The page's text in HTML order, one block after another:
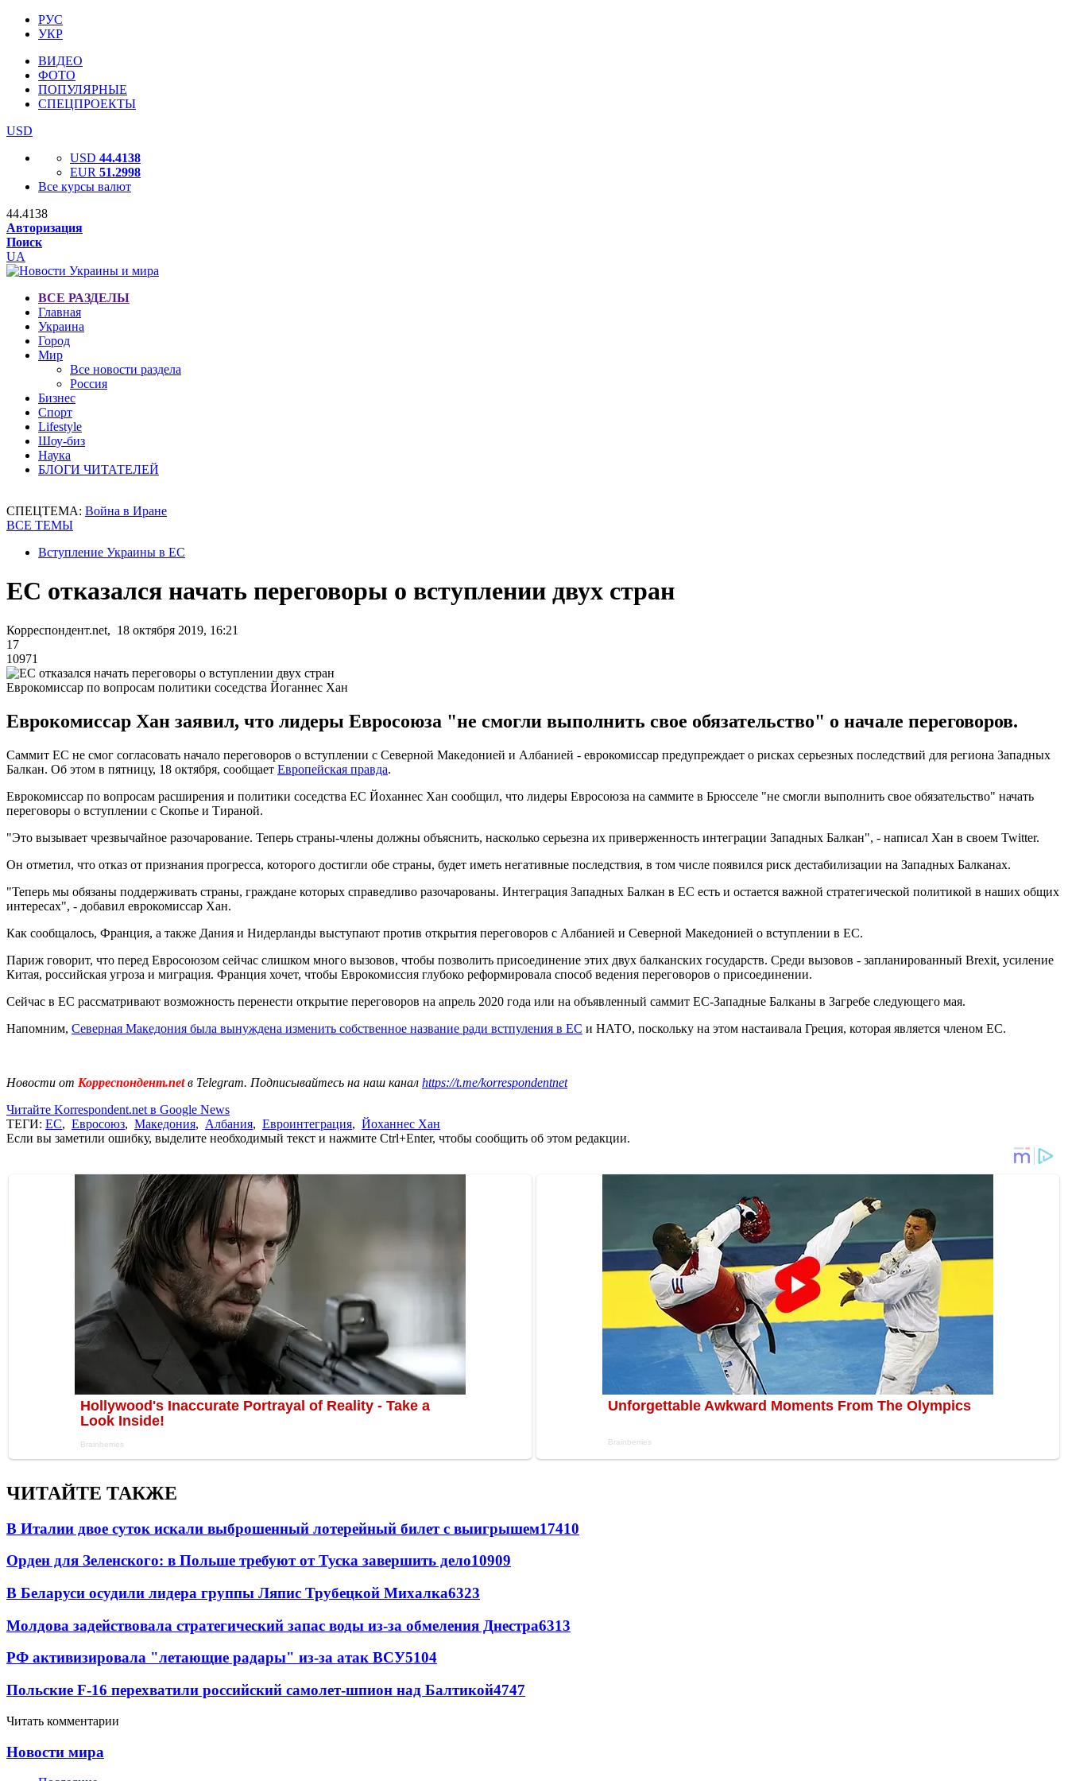
РУС
УКР
ВИДЕО
ФОТО
ПОПУЛЯРНЫЕ
СПЕЦПРОЕКТЫ
USD
USD 44.4138
EUR 51.2998
Все курсы валют
44.4138
Авторизация
Поиск
UA
ВСЕ РАЗДЕЛЫ
Главная
Украина
Город
Мир
Все новости раздела
Россия
Бизнес
Спорт
Lifestyle
Шоу-биз
Наука
БЛОГИ ЧИТАТЕЛЕЙ
СПЕЦТЕМА: Война в Иране
ВСЕ ТЕМЫ
Вступление Украины в ЕС
ЕС отказался начать переговоры о вступлении двух стран
Корреспондент.net, 18 октября 2019, 16:21
17
10971
Еврокомиссар по вопросам политики соседства Йоганнес Хан
Еврокомиссар Хан заявил, что лидеры Евросоюза "не смогли выполнить свое обязательство" о начале переговоров.
Саммит ЕС не смог согласовать начало переговоров о вступлении с Северной Македонией и Албанией - еврокомиссар предупреждает о рисках серьезных последствий для региона Западных
Балкан. Об этом в пятницу, 18 октября, сообщает Европейская правда.
Еврокомиссар по вопросам расширения и политики соседства ЕС Йоханнес Хан сообщил, что лидеры Евросоюза на саммите в Брюсселе "не смогли выполнить свое обязательство" начать
переговоры о вступлении с Скопье и Тираной.
"Это вызывает чрезвычайное разочарование. Теперь страны-члены должны объяснить, насколько серьезна их приверженность интеграции Западных Балкан", - написал Хан в своем Twitter.
Он отметил, что отказ от признания прогресса, которого достигли обе страны, будет иметь негативные последствия, в том числе появился риск дестабилизации на Западных Балканах.
"Теперь мы обязаны поддерживать страны, граждане которых справедливо разочарованы. Интеграция Западных Балкан в ЕС есть и остается важной стратегической политикой в ​​наших общих
интересах", - добавил еврокомиссар Хан.
Как сообщалось, Франция, а также Дания и Нидерланды выступают против открытия переговоров с Албанией и Северной Македонией о вступлении в ЕС.
Париж говорит, что перед Евросоюзом сейчас слишком много вызовов, чтобы позволить присоединение этих двух балканских государств. Среди вызовов - запланированный Brexit, усиление
Китая, российская угроза и миграция. Франция хочет, чтобы Еврокомиссия глубоко реформировала способ ведения переговоров о присоединении.
Сейчас в ЕС рассматривают возможность перенести открытие переговоров на апрель 2020 года или на объявленный саммит ЕС-Западные Балканы в Загребе следующего мая.
Напомним, Северная Македония была вынуждена изменить собственное название ради встпуления в ЕС и НАТО, поскольку на этом настаивала Греция, которая является членом ЕС.
Новости от Корреспондент.netв Telegram. Подписывайтесь на наш канал https://t.me/korrespondentnet
Читайте Korrespondent.net в Google News
ТЕГИ: ЕС, Евросоюз, Македония, Албания, Евроинтеграция, Йоханнес Хан
Если вы заметили ошибку, выделите необходимый текст и нажмите Ctrl+Enter, чтобы сообщить об этом редакции.
ЧИТАЙТЕ ТАКЖЕ
В Италии двое суток искали выброшенный лотерейный билет с выигрышем17410
Орден для Зеленского: в Польше требуют от Туска завершить дело10909
В Беларуси осудили лидера группы Ляпис Трубецкой Михалка6323
Молдова задействовала стратегический запас воды из-за обмеления Днестра6313
РФ активизировала "летающие радары" из-за атак ВСУ5104
Польские F-16 перехватили российский самолет-шпион над Балтикой4747
Читать комментарии
Новости мира